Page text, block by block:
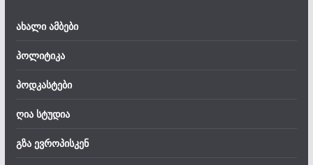
ახალი ამბები
პოლიტიკა
პოდკასტები
ღია სტუდია
გზა ევროპისკენ